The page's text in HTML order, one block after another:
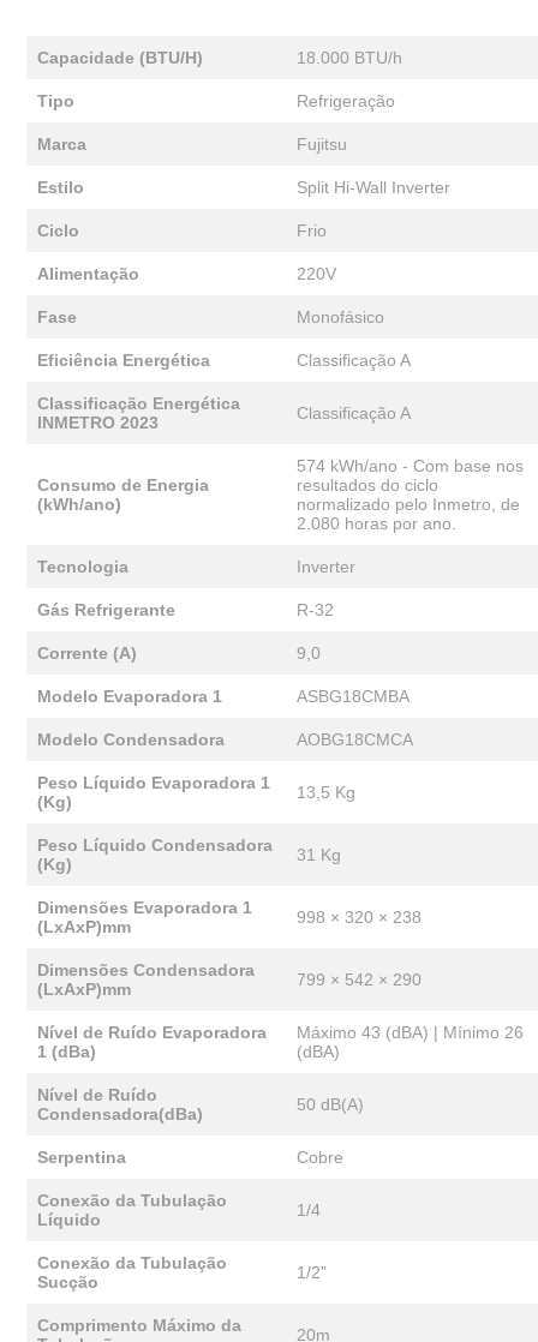
Capacidade (BTU/H) 18.000 BTU/h
Tipo Refrigeração
Marca Fujitsu
Estilo Split Hi-Wall Inverter
Ciclo Frio
Alimentação 220V
Fase Monofásico
Eficiência Energética Classificação A
Classificação Energética
INMETRO 2023
Classificação A
Consumo de Energia
(kWh/ano)
574 kWh/ano - Com base nos
resultados do ciclo
normalizado pelo Inmetro, de
2.080 horas por ano.
Tecnologia Inverter
Gás Refrigerante R-32
Corrente (A) 9,0
Modelo Evaporadora 1 ASBG18CMBA
Modelo Condensadora AOBG18CMCA
Peso Líquido Evaporadora 1
(Kg)
13,5 Kg
Peso Líquido Condensadora
(Kg)
31 Kg
Dimensões Evaporadora 1
(LxAxP)mm
998 × 320 × 238
Dimensões Condensadora
(LxAxP)mm
799 × 542 × 290
Nível de Ruído Evaporadora
1 (dBa)
Máximo 43 (dBA) | Mínimo 26
(dBA)
Nível de Ruído
Condensadora(dBa)
50 dB(A)
Serpentina Cobre
Conexão da Tubulação
Líquido
1/4
Conexão da Tubulação
Sucção
1/2”
Comprimento Máximo da
20m